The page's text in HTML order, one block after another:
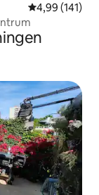
Gemiddelde
4,99 (141)